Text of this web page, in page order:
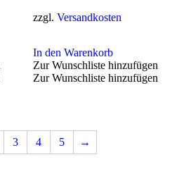
zzgl. Versandkosten
In den Warenkorb
Zur Wunschliste hinzufügen
Zur Wunschliste hinzufügen
3 4 5 →